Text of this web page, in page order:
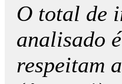
O total de
analisado
respeitam